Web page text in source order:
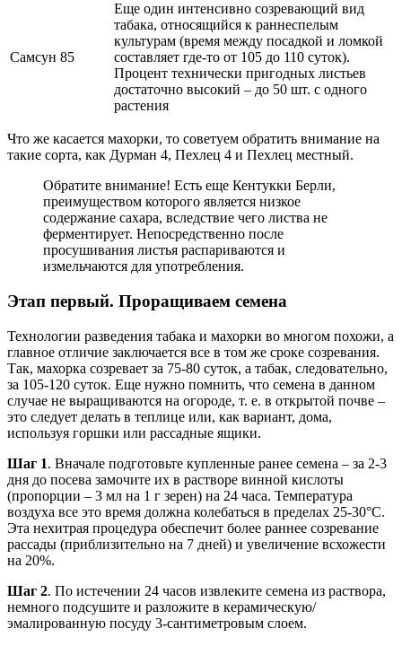
Самсун 85
Еще один интенсивно созревающий вид
табака, относящийся к раннеспелым
культурам (время между посадкой и ломкой
составляет где-то от 105 до 110 суток).
Процент технически пригодных листьев
достаточно высокий – до 50 шт. с одного
растения
Что же касается махорки, то советуем обратить внимание на
такие сорта, как Дурман 4, Пехлец 4 и Пехлец местный.
Обратите внимание! Есть еще Кентукки Берли,
преимуществом которого является низкое
содержание сахара, вследствие чего листва не
ферментирует. Непосредственно после
просушивания листья распариваются и
измельчаются для употребления.
Этап первый. Проращиваем семена
Технологии разведения табака и махорки во многом похожи, а
главное отличие заключается все в том же сроке созревания.
Так, махорка созревает за 75-80 суток, а табак, следовательно,
за 105-120 суток. Еще нужно помнить, что семена в данном
случае не выращиваются на огороде, т. е. в открытой почве –
это следует делать в теплице или, как вариант, дома,
используя горшки или рассадные ящики.
Шаг 1. Вначале подготовьте купленные ранее семена – за 2-3
дня до посева замочите их в растворе винной кислоты
(пропорции – 3 мл на 1 г зерен) на 24 часа. Температура
воздуха все это время должна колебаться в пределах 25-30°С.
Эта нехитрая процедура обеспечит более раннее созревание
рассады (приблизительно на 7 дней) и увеличение всхожести
на 20%.
Шаг 2. По истечении 24 часов извлеките семена из раствора,
немного подсушите и разложите в керамическую/
эмалированную посуду 3-сантиметровым слоем.